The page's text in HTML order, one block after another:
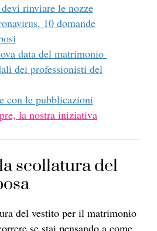
rinviare le nozze
10 domande
data del matrimonio
dei professionisti del
con le pubblicazioni
la nostra iniziativa
scollatura del
del vestito per il matrimonio
se stai pensando a come